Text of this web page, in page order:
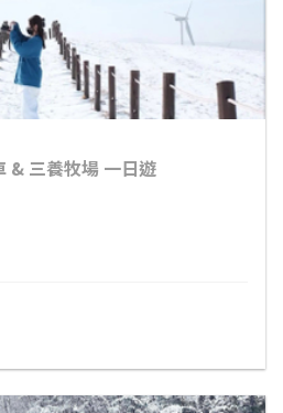
& 三養牧場 一日遊